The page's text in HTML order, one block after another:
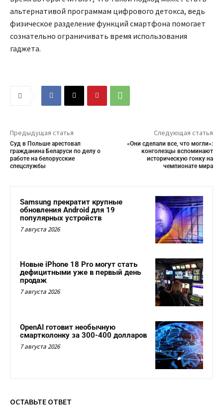
альтернативой программам цифрового детокса, ведь
физическое разделение функций смартфона помогает
сознательно ограничивать время использования
гаджета.
Предыдущая статья
Суд в Польше арестовал
гражданина Беларуси по делу о
работе на белорусские
спецслужбы
Следующая статья
«Они сделали все, что могли»:
конголезцы вспоминают
историческую гонку на
чемпионате мира
Samsung прекратит крупные
обновления Android для 19
популярных устройств
7 августа 2026
Новые iPhone 18 Pro могут стать
дефицитными уже в первый день
продаж
7 августа 2026
OpenAI готовит необычную
смартколонку за 300-400 долларов
7 августа 2026
ОСТАВЬТЕ ОТВЕТ